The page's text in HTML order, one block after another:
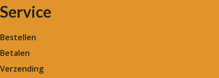
Service
Bestellen
Betalen
Verzending